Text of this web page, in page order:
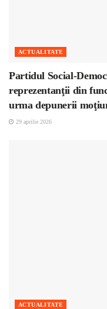
ACTUALITATE
Partidul Social-
reprezentanţii din
urma depunerii
29 aprilie 2026
ACTUALITATE